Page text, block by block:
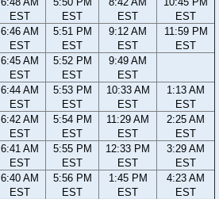
EST
EST
EST
EST
6:46 AM
EST
5:51 PM
EST
9:12 AM
EST
11:59 PM
EST
6:45 AM
EST
5:52 PM
EST
9:49 AM
EST
6:44 AM
EST
5:53 PM
EST
10:33 AM
EST
1:13 AM
EST
6:42 AM
EST
5:54 PM
EST
11:29 AM
EST
2:25 AM
EST
6:41 AM
EST
5:55 PM
EST
12:33 PM
EST
3:29 AM
EST
6:40 AM
EST
5:56 PM
EST
1:45 PM
EST
4:23 AM
EST